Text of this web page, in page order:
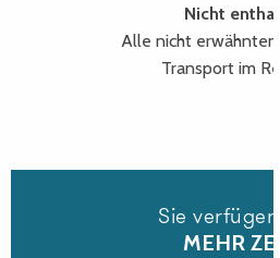
Nicht
Alle nicht erwähnten
Transport im
Sie verfügen
MEHR